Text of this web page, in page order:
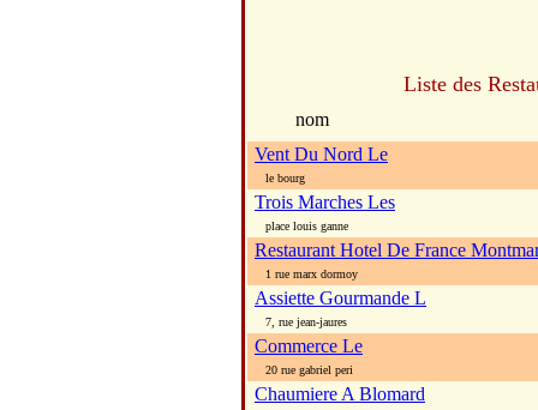
Liste des
nom
Vent Du Nord Le
le bourg
Trois Marches Les
place louis ganne
Restaurant Hotel De France
1 rue marx dormoy
Assiette Gourmande L
7, rue jean-jaures
Commerce Le
20 rue gabriel peri
Chaumiere A Blomard